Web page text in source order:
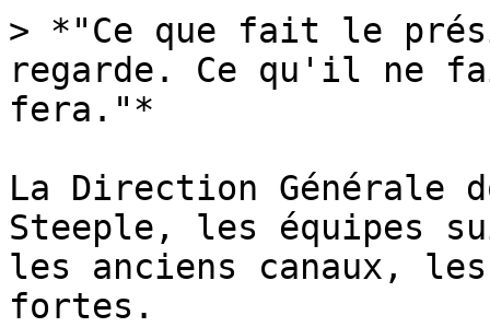
> *"Ce que fait le
regarde. Ce qu'il ne
fera."*
La Direction Générale
Steeple, les équipes
les anciens canaux,
fortes.